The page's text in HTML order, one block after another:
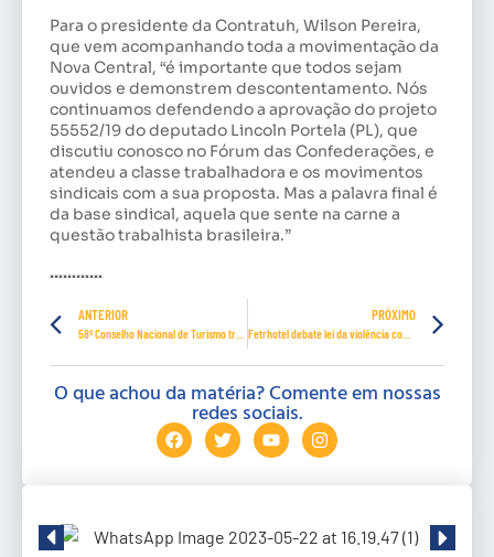
Para o presidente da Contratuh, Wilson Pereira,
que vem acompanhando toda a movimentação da
Nova Central, “é importante que todos sejam
ouvidos e demonstrem descontentamento. Nós
continuamos defendendo a aprovação do projeto
55552/19 do deputado Lincoln Portela (PL), que
discutiu conosco no Fórum das Confederações, e
atendeu a classe trabalhadora e os movimentos
sindicais com a sua proposta. Mas a palavra final é
da base sindical, aquela que sente na carne a
questão trabalhista brasileira.”
…………
ANTERIOR PRÓXIMO
Fetrhotel debate lei da violência contra mulheres
O que achou da matéria? Comente em nossas
redes sociais.